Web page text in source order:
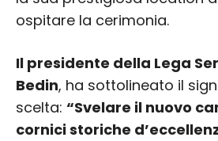
ospitare la cerimonia.
Il presidente della Lega
Bedin, ha sottolineato il
scelta: “Svelare il nuovo
cornici storiche